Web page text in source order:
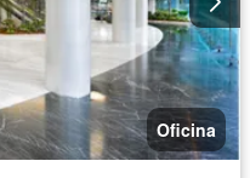
Oficina